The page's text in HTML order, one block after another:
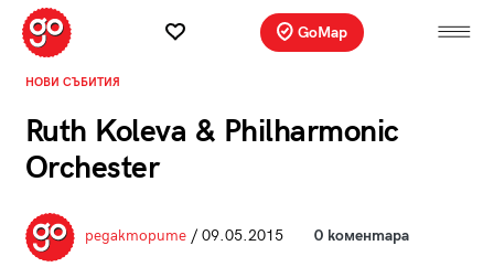
GoMap
НОВИ СЪБИТИЯ
Ruth Koleva & Philharmonic
Orchester
редакторите/ 09.05.2015 0 коментара